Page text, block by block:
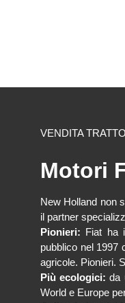
VENDITA
Motori
New Holland non
il partner
Pionieri: Fiat ha
pubblico nel 1997
agricole. Pionieri.
Più ecologici:da
World e Europe